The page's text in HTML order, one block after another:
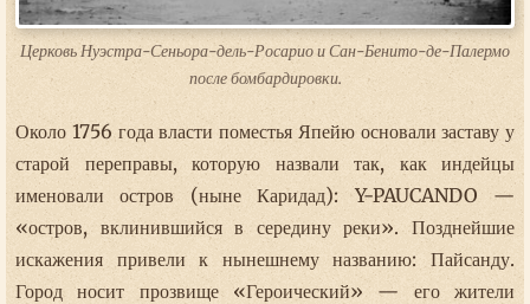
Церковь Нуэстра-Сеньора-дель-Росарио и Сан-Бенито-де-Палермо
после бомбардировки.
Около 1756 года власти поместья Япейю основали заставу у
старой переправы, которую назвали так, как индейцы
именовали остров (ныне Каридад): Y-PAUCANDO —
«остров, вклинившийся в середину реки». Позднейшие
искажения привели к нынешнему названию: Пайсанду.
Город носит прозвище «Героический» — его жители